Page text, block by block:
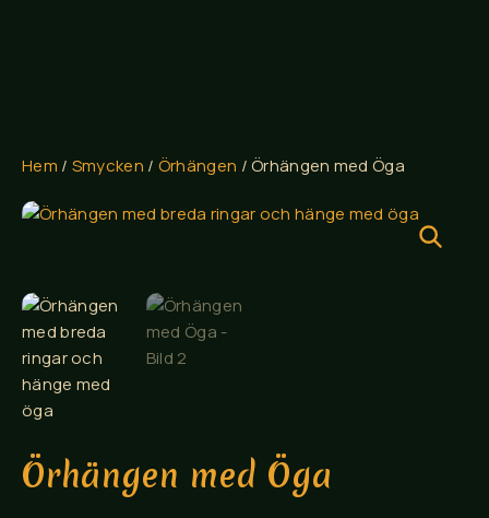
Hem / Smycken / Örhängen / Örhängen med Öga
Örhängen med Öga